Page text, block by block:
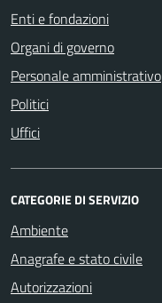
Enti e fondazioni
Organi di governo
Personale amministrativo
Politici
Uffici
CATEGORIE DI SERVIZIO
Ambiente
Anagrafe e stato civile
Autorizzazioni